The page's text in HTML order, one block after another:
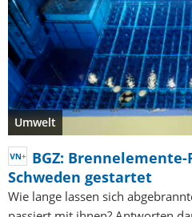
Umwelt
BGZ:
Schweden gestartet
Wie lange lassen sich